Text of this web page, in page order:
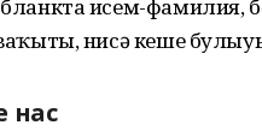
исем-фамилия,
нисә кеше
нас